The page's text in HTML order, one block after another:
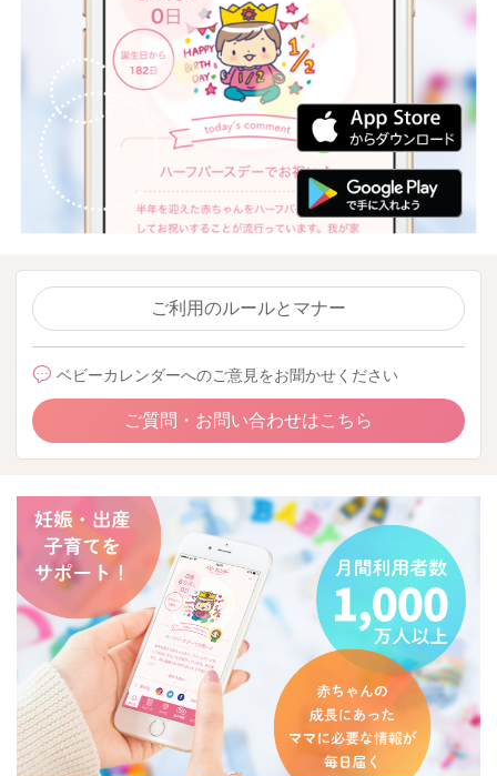
ご利用のルールとマナー
ベビーカレンダーへのご意見をお聞かせください
ご質問・お問い合わせはこちら